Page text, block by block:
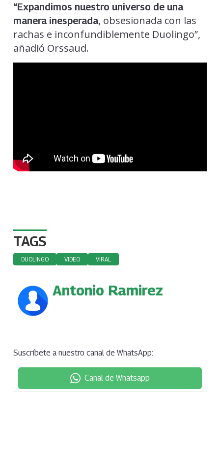
“Expandimos nuestro universo de una
manera inesperada, obsesionada con las
rachas e inconfundiblemente Duolingo”,
añadió Orssaud.
TAGS
DUOLINGO VIDEO VIRAL
Antonio Ramirez
Suscríbete a nuestro canal de WhatsApp:
Canal de Whatsapp